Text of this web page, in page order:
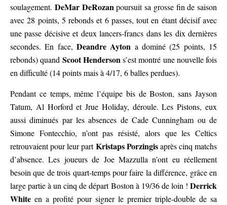
soulagement. DeMar DeRozan poursuit sa grosse fin de saison
avec 28 points, 5 rebonds et 6 passes, tout en étant décisif avec
une passe décisive et deux lancers-francs dans les dix dernières
secondes. En face, Deandre Ayton a dominé (25 points, 15
rebonds) quand Scoot Henderson s’est montré une nouvelle fois
en difficulté (14 points mais à 4/17, 6 balles perdues).
Pendant ce temps, même l’équipe bis de Boston, sans Jayson
Tatum, Al Horford et Jrue Holiday, déroule. Les Pistons, eux
aussi diminués par les absences de Cade Cunningham ou de
Simone Fontecchio, n’ont pas résisté, alors que les Celtics
retrouvaient pour leur partKristaps Porzingisaprès cinq matchs
d’absence. Les joueurs de Joe Mazzulla n’ont eu réellement
besoin que de trois quart-temps pour faire la différence, grâce en
large partie à un cinq de départ Boston à 19/36 de loin ! Derrick
White en a profité pour signer le premier triple-double de sa